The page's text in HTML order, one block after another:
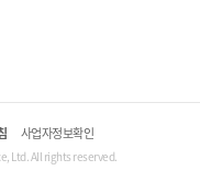
사업자정보확인
Ltd. All rights reserved.